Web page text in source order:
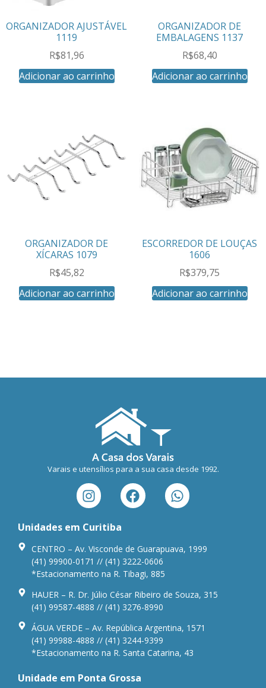
ORGANIZADOR AJUSTÁVEL
1119
R$81,96
Adicionar ao carrinho
ORGANIZADOR DE
EMBALAGENS 1137
R$68,40
Adicionar ao carrinho
ORGANIZADOR DE
XÍCARAS 1079
R$45,82
Adicionar ao carrinho
ESCORREDOR DE LOUÇAS
1606
R$379,75
Adicionar ao carrinho
Varais e utensílios para a sua casa desde 1992.
Unidades em Curitiba
CENTRO – Av. Visconde de Guarapuava, 1999
(41) 99900-0171 // (41) 3222-0606
*Estacionamento na R. Tibagi, 885
HAUER – R. Dr. Júlio César Ribeiro de Souza, 315
(41) 99587-4888 // (41) 3276-8990
ÁGUA VERDE – Av. República Argentina, 1571
(41) 99988-4888 // (41) 3244-9399
*Estacionamento na R. Santa Catarina, 43
Unidade em Ponta Grossa